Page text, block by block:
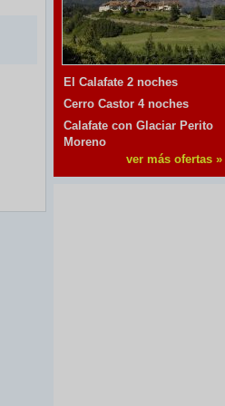
El Calafate 2 noches
Cerro Castor 4 noches
Calafate con Glaciar Perito
Moreno
ver más ofertas »